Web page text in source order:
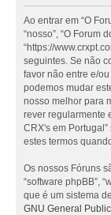
Ao entrar em “O
“nosso”, “O Forum
“https://
seguintes. Se não
favor não entre e/
podemos mudar
nosso melhor para
rever regularmente
CRX's em
estes termos
Os nossos Fóruns
“software phpBB”,
que é um sistema
GNU General